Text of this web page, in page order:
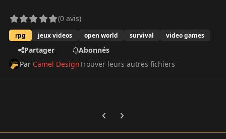
(0 avis)
rpg jeux videos open world survival video games
Partager
Abonnés
Par Camel DesignTrouver leurs autres fichiers
Previous carousel slide
Next carousel slide